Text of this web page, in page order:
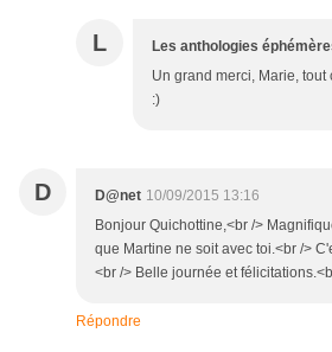
L Les anthologies
Un grand merci, Marie,
:)
D D@net 10/09/2015 13:16
Bonjour Quichottine,<br />
que Martine ne soit avec toi.<br />
<br /> Belle journée et
Répondre